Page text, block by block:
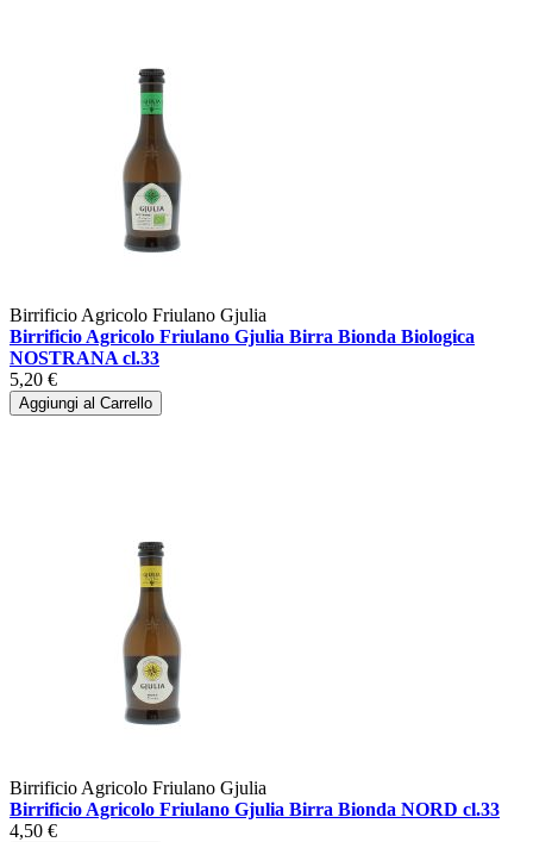
Birrificio Agricolo Friulano Gjulia
Birrificio Agricolo Friulano Gjulia Birra Bionda Biologica
NOSTRANA cl.33
5,20 €
Aggiungi al Carrello
Birrificio Agricolo Friulano Gjulia
Birrificio Agricolo Friulano Gjulia Birra Bionda NORD cl.33
4,50 €